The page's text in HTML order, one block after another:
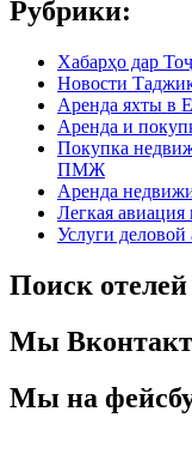
Рубрики:
Хабарҳо дар
Новости
Аренда яхты в
Аренда и
Покупка
ПМЖ
Аренда
Легкая
Услуги
Поиск отелей
Мы
Мы на